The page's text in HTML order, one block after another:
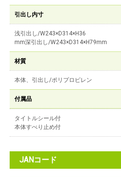
引出し内寸
浅引出し/W243×D314×H36
mm深引出し/W243×D314×H79mm
材質
本体、引出し/ポリプロピレン
付属品
タイトルシール付
本体すべり止め付
JANコード